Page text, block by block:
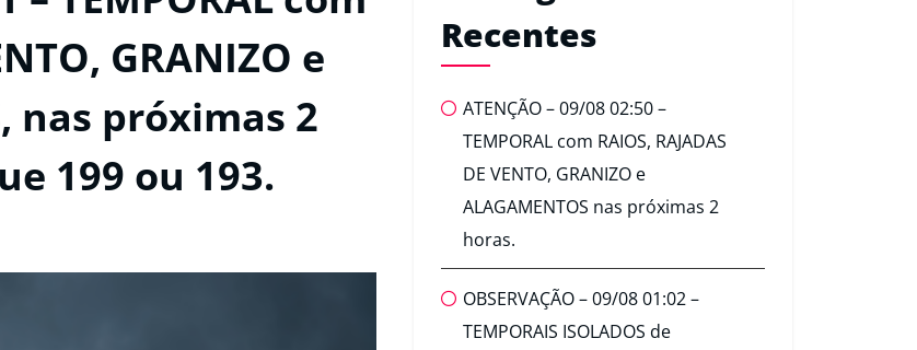
GRANIZO e
nas próximas 2
199 ou 193.
Recentes
ATENÇÃO – 09/08 02:50 –
TEMPORAL com RAIOS, RAJADAS
DE VENTO, GRANIZO e
ALAGAMENTOS nas próximas 2
horas.
OBSERVAÇÃO – 09/08 01:02 –
TEMPORAIS ISOLADOS de